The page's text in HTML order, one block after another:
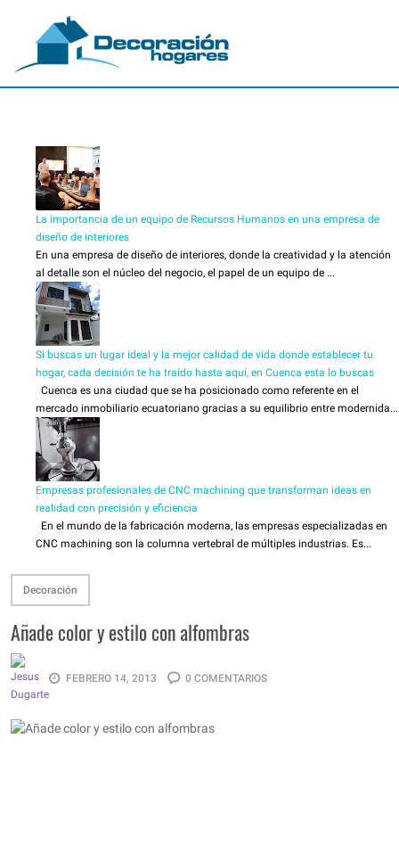
La importancia de un equipo de Recursos Humanos en una empresa de
diseño de interiores
En una empresa de diseño de interiores, donde la creatividad y la atención
al detalle son el núcleo del negocio, el papel de un equipo de ...
Si buscas un lugar ideal y la mejor calidad de vida donde establecer tu
hogar, cada decisión te ha traído hasta aquí, en Cuenca esta lo buscas
Cuenca es una ciudad que se ha posicionado como referente en el
mercado inmobiliario ecuatoriano gracias a su equilibrio entre modernida...
Empresas profesionales de CNC machining que transforman ideas en
realidad con precisión y eficiencia
En el mundo de la fabricación moderna, las empresas especializadas en
CNC machining son la columna vertebral de múltiples industrias. Es...
Decoración
Añade color y estilo con alfombras
FEBRERO 14, 2013 0 COMENTARIOS